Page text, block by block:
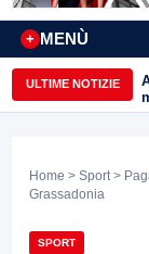
MENÙ
+
ULTIME NOTIZIE
Home > Sport >
Grassadonia
SPORT